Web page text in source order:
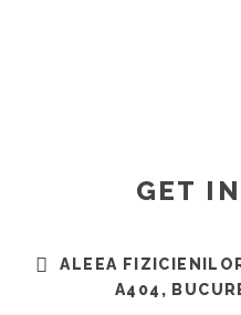
GET
ALEEA
A404,